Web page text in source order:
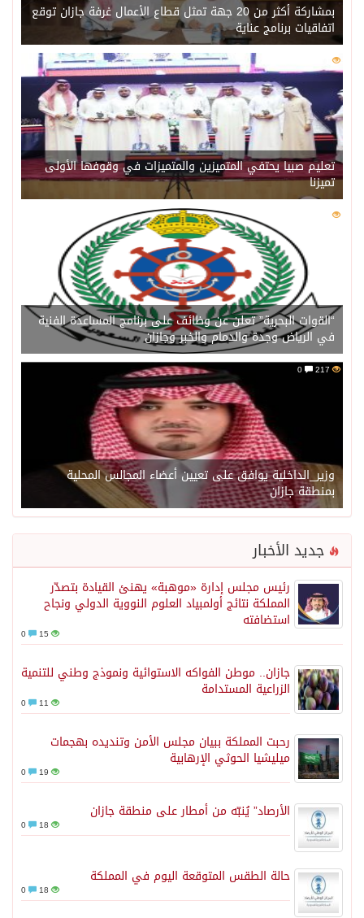
بمشاركة أكثر من 20 جهة تمثل قطاع الأعمال غرفة جازان توقع
اتفاقيات برنامج عناية
221
تعليم صبيا يحتفي المتميزين والمتميزات في وقوفها الأولى
تميزنا
216
“القوات البحرية” تعلن عن وظائف على برنامج المساعدة الفنية
في الرياض وجدة والدمام والخبر وجازان
217
وزير_الداخلية يوافق على تعيين أعضاء المجالس المحلية
بمنطقة جازان
جديد الأخبار
رئيس مجلس إدارة «موهبة» يهنئ القيادة بتصدّر
المملكة نتائج أولمبياد العلوم النووية الدولي ونجاح
استضافته
15
جازان.. موطن الفواكه الاستوائية ونموذج وطني للتنمية
الزراعية المستدامة
11
رحبت المملكة ببيان مجلس الأمن وتنديده بهجمات
ميليشيا الحوثي الإرهابية
19
الأرصاد” يُنبّه من أمطار على منطقة جازان
18
حالة الطقس المتوقعة اليوم في المملكة
18